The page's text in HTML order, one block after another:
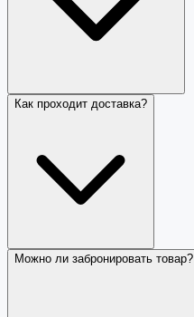
Как проходит доставка?
Можно ли забронировать товар?